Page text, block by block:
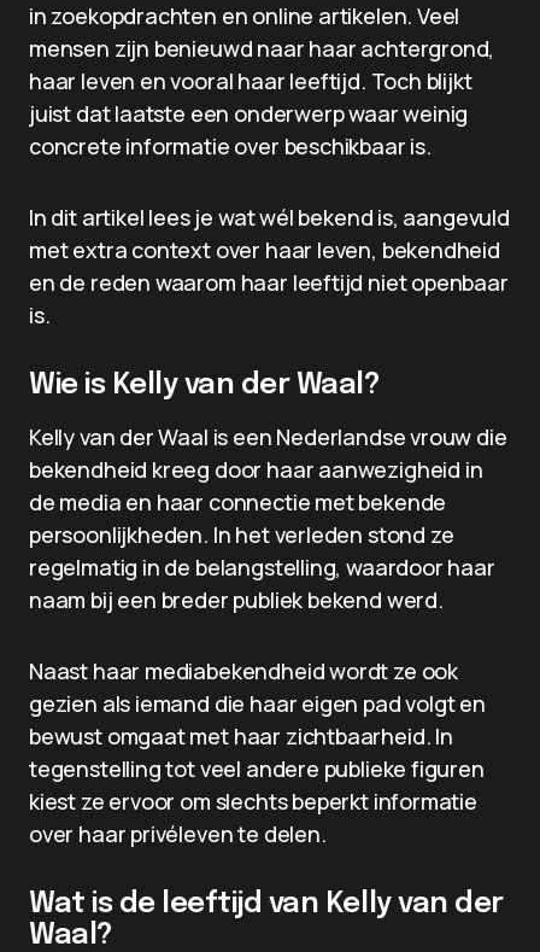
in zoekopdrachten en online artikelen. Veel
mensen zijn benieuwd naar haar achtergrond,
haar leven en vooral haar leeftijd. Toch blijkt
juist dat laatste een onderwerp waar weinig
concrete informatie over beschikbaar is.
In dit artikel lees je wat wél bekend is, aangevuld
met extra context over haar leven, bekendheid
en de reden waarom haar leeftijd niet openbaar
is.
Wie is Kelly van der Waal?
Kelly van der Waal is een Nederlandse vrouw die
bekendheid kreeg door haar aanwezigheid in
de media en haar connectie met bekende
persoonlijkheden. In het verleden stond ze
regelmatig in de belangstelling, waardoor haar
naam bij een breder publiek bekend werd.
Naast haar mediabekendheid wordt ze ook
gezien als iemand die haar eigen pad volgt en
bewust omgaat met haar zichtbaarheid. In
tegenstelling tot veel andere publieke figuren
kiest ze ervoor om slechts beperkt informatie
over haar privéleven te delen.
Wat is de leeftijd van Kelly van der
Waal?